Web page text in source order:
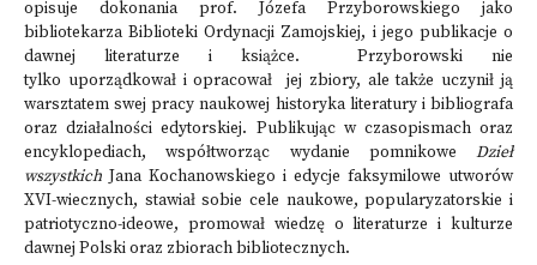
opisuje dokonania prof. Józefa Przyborowskiego jako
bibliotekarza Biblioteki Ordynacji Zamojskiej, i jego publikacje o
dawnej literaturze i książce.
Przyborowski nie
tylko uporządkował i opracował jej zbiory, ale także uczynił ją
warsztatem swej pracy naukowej historyka literatury i bibliografa
oraz działalności edytorskiej. Publikując w czasopismach oraz
encyklopediach, współtworząc wydanie pomnikowe Dzieł
wszystkich Jana Kochanowskiego i edycje faksymilowe utworów
XVI-wiecznych, stawiał sobie cele naukowe, popularyzatorskie i
patriotyczno-ideowe, promował wiedzę o literaturze i kulturze
dawnej Polski oraz zbiorach bibliotecznych.